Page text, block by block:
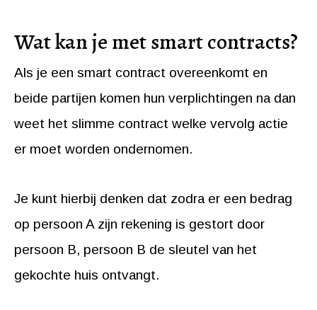
Wat kan je met smart contracts?
Als je een smart contract overeenkomt en
beide partijen komen hun verplichtingen na dan
weet het slimme contract welke vervolg actie
er moet worden ondernomen.
Je kunt hierbij denken dat zodra er een bedrag
op persoon A zijn rekening is gestort door
persoon B, persoon B de sleutel van het
gekochte huis ontvangt.